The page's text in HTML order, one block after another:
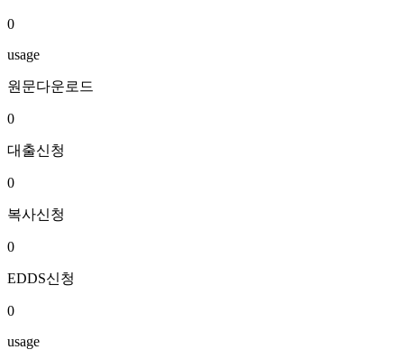
0
usage
원문다운로드
0
대출신청
0
복사신청
0
EDDS신청
0
usage